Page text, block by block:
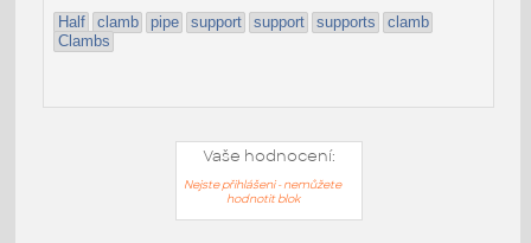
Half clamb pipe support support supports
clamb
Clambs
Vaše hodnocení:
Nejste přihlášeni - nemůžete
hodnotit blok